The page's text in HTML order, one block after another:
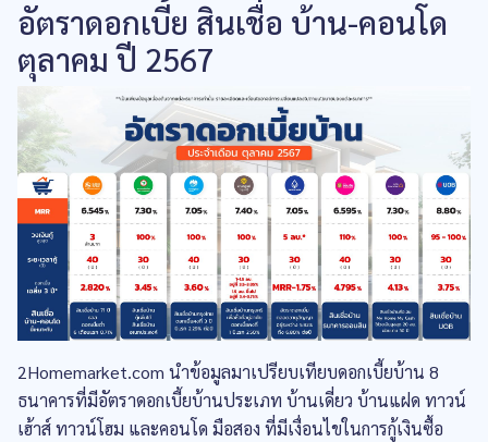
อัตราดอกเบี้ย สินเชื่อ บ้าน-คอนโด
ตุลาคม ปี 2567
2Homemarket.com นำข้อมูลมาเปรียบเทียบดอกเบี้ยบ้าน 8
ธนาคารที่มีอัตราดอกเบี้ยบ้านประเภท บ้านเดี่ยว บ้านแฝด ทาวน์
เฮ้าส์ ทาวน์โฮม และคอนโด มือสอง ที่มีเงื่อนไขในการกู้เงินซื้อ